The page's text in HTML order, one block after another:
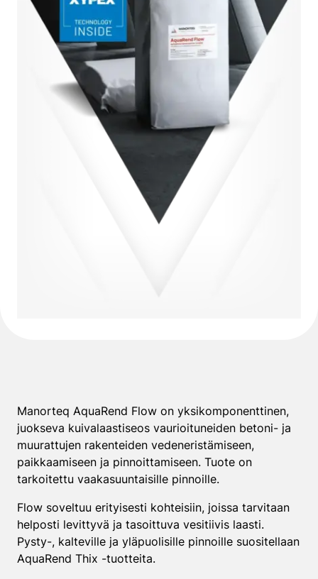
Manorteq AquaRend Flow on yksikomponenttinen,
juokseva kuivalaastiseos vaurioituneiden betoni- ja
muurattujen rakenteiden vedeneristämiseen,
paikkaamiseen ja pinnoittamiseen. Tuote on
tarkoitettu vaakasuuntaisille pinnoille.
Flow soveltuu erityisesti kohteisiin, joissa tarvitaan
helposti levittyvä ja tasoittuva vesitiivis laasti.
Pysty-, kalteville ja yläpuolisille pinnoille suositellaan
AquaRend Thix -tuotteita.